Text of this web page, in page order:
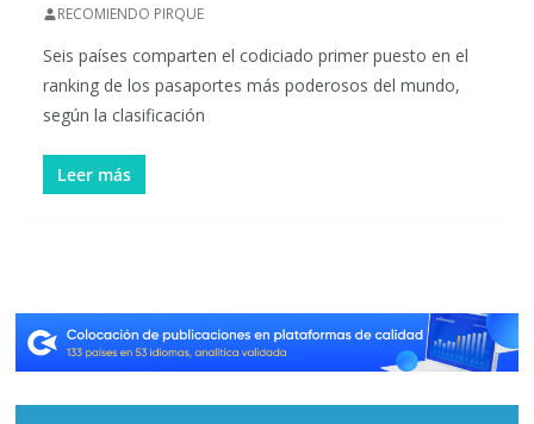
RECOMIENDO PIRQUE
Seis países comparten el codiciado primer puesto en el
ranking de los pasaportes más poderosos del mundo,
según la clasificación
Leer más